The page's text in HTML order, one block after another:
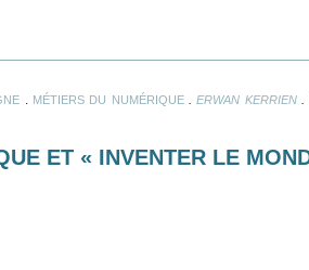
MÉTIERS DU NUMÉRIQUE.ERWAN KERRIEN.
ET « INVENTER LE